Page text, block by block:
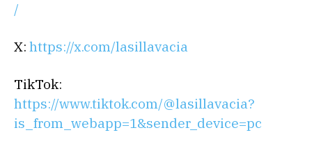
/
X: https://x.com/lasillavacia
TikTok:
https://www.tiktok.com/@lasillavacia?
is_from_webapp=1&sender_device=pc